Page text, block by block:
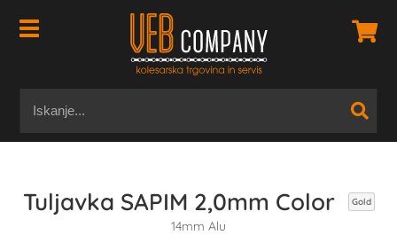
Tuljavka SAPIM 2,0mm Color Gold
14mm Alu